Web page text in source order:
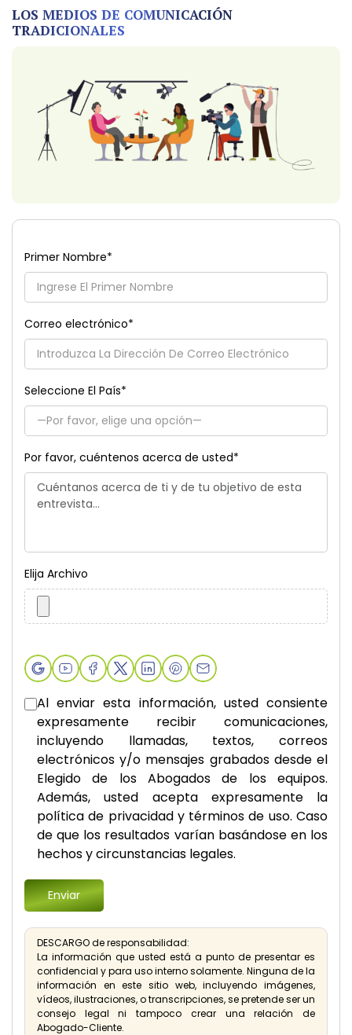
LOS MEDIOS DE COMUNICACIÓN
TRADICIONALES
Primer Nombre*
Correo electrónico*
Seleccione El País*
Por favor, cuéntenos acerca de usted*
Elija Archivo
Al enviar esta información, usted consiente
expresamente recibir comunicaciones,
incluyendo llamadas, textos, correos
electrónicos y/o mensajes grabados desde el
Elegido de los Abogados de los equipos.
Además, usted acepta expresamente la
política de privacidad y términos de uso. Caso
de que los resultados varían basándose en los
hechos y circunstancias legales.
DESCARGO de responsabilidad:
La información que usted está a punto de presentar es
confidencial y para uso interno solamente. Ninguna de la
información en este sitio web, incluyendo imágenes,
vídeos, ilustraciones, o transcripciones, se pretende ser un
consejo legal ni tampoco crear una relación de
Abogado-Cliente.